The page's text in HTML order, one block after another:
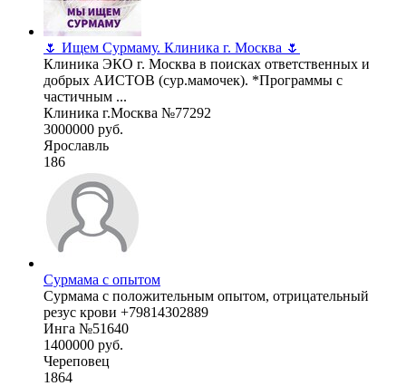
🌷 Ищем Сурмаму. Клиника г. Москва 🌷
Клиника ЭКО г. Москва в поисках ответственных и
добрых АИСТОВ (сур.мамочек). *Программы с
частичным ...
Клиника г.Москва №77292
3000000 руб.
Ярославль
186
Сурмама с опытом
Сурмама с положительным опытом, отрицательный
резус крови +79814302889
Инга №51640
1400000 руб.
Череповец
1864